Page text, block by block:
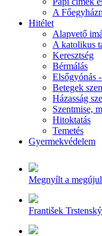
A
Hitélet
Alapvető
A katolikus
Keresztség
Bérmálás
Elsőgyónás
Betegek
Házasság
Szentmise,
Hitoktatás
Temetés
Gyermekvédelem
Megnyílt a
František